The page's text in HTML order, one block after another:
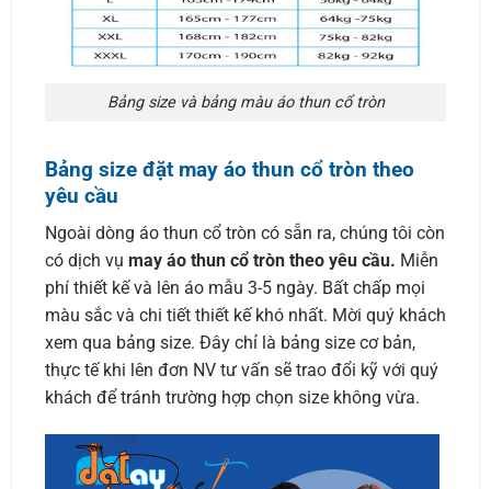
Bảng size và bảng màu áo thun cổ tròn
Bảng size đặt may áo thun cổ tròn theo
yêu cầu
Ngoài dòng áo thun cổ tròn có sẵn ra, chúng tôi còn
có dịch vụ may áo thun cổ tròn theo yêu cầu. Miễn
phí thiết kế và lên áo mẫu 3-5 ngày. Bất chấp mọi
màu sắc và chi tiết thiết kế khó nhất. Mời quý khách
xem qua bảng size. Đây chỉ là bảng size cơ bản,
thực tế khi lên đơn NV tư vấn sẽ trao đổi kỹ với quý
khách để tránh trường hợp chọn size không vừa.